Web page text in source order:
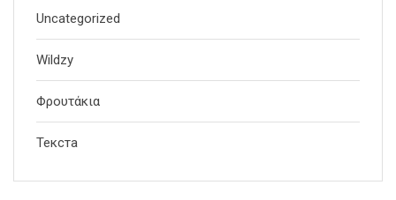
Uncategorized
Wildzy
Φρουτάκια
Текста